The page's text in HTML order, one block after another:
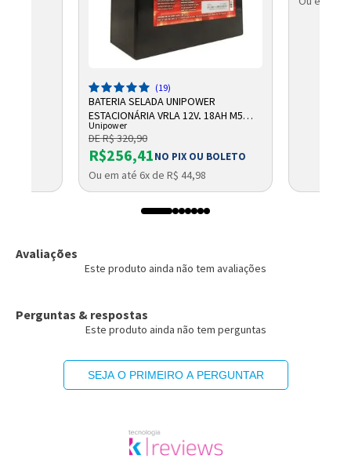
(19)
BATERIA SELADA UNIPOWER
ESTACIONÁRIA VRLA 12V, 18AH M5
UP12180
Unipower
DE R$ 320,90
R$256,41NO PIX OU BOLETO
Ou em até 6x de R$ 44,98
Avaliações
Este produto ainda não tem avaliações
Perguntas & respostas
Este produto ainda não tem perguntas
SEJA O PRIMEIRO A PERGUNTAR